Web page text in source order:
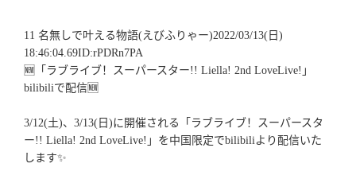
11 名無しで叶える物語(えびふりゃー)2022/03/13(日)
18:46:04.69ID:rPDRn7PA
🆕「ラブライブ！スーパースター!! Liella! 2nd LoveLive!」
bilibiliで配信🆕
3/12(土)、3/13(日)に開催される「ラブライブ！スーパースタ
ー!! Liella! 2nd LoveLive!」を中国限定でbilibiliより配信いた
します✨